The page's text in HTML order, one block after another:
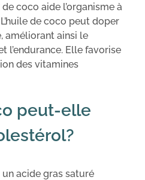
coco aide l’organisme à
de coco peut doper
améliorant ainsi le
l’endurance. Elle favorise
des vitamines
peut-elle
un acide gras saturé